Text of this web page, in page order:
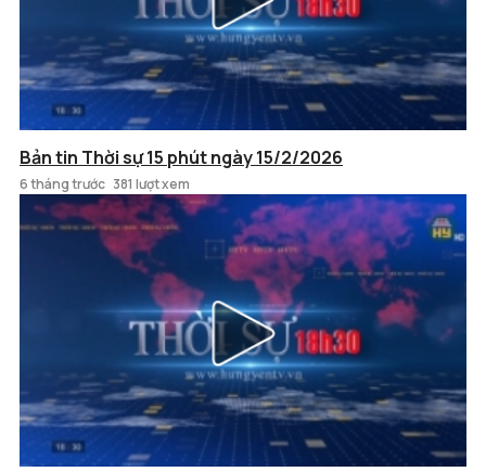
Bản tin Thời sự 15 phút ngày 15/2/2026
6 tháng trước 381 lượt xem